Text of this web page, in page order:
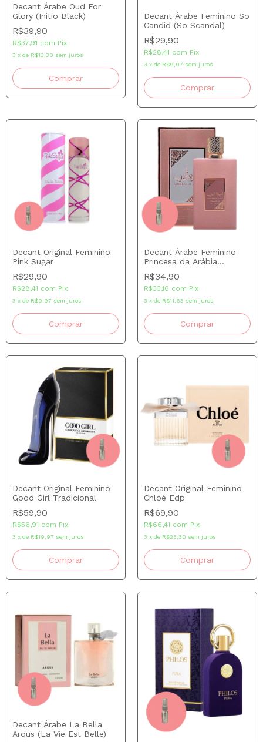
Decant Árabe Oud For
Glory (Initio Black)
R$39,90
R$37,91 com Pix
3 x de R$13,30 sem juros
Decant Árabe Feminino So
Candid (So Scandal)
R$29,90
R$28,41 com Pix
3 x de R$9,97 sem juros
Comprar
Decant Original Feminino
Pink Sugar
R$29,90
R$28,41 com Pix
3 x de R$9,97 sem juros
Comprar
Decant Árabe Feminino
Princesa da Arábia
Ameerat Al Arab Prive
Rose EDP
R$34,90
R$33,16 com Pix
3 x de R$11,63 sem juros
Comprar
Decant Original Feminino
Good Girl Tradicional
R$59,90
R$56,91 com Pix
3 x de R$19,97 sem juros
Comprar
Decant Original Feminino
Chloé Edp
R$69,90
R$66,41 com Pix
3 x de R$23,30 sem juros
Comprar
Decant Árabe La Bella
Arqus (La Vie Est Belle)